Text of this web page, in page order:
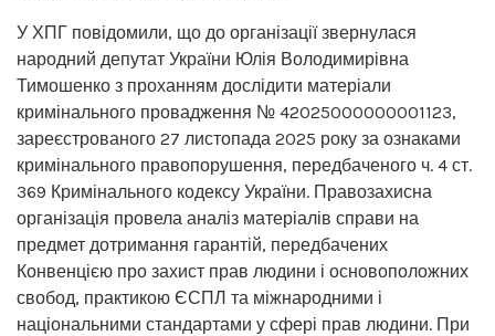
У ХПГ повідомили, що до організації звернулася
народний депутат України Юлія Володимирівна
Тимошенко з проханням дослідити матеріали
кримінального провадження № 42025000000001123,
зареєстрованого 27 листопада 2025 року за ознаками
кримінального правопорушення, передбаченого ч. 4 ст.
369 Кримінального кодексу України. Правозахисна
організація провела аналіз матеріалів справи на
предмет дотримання гарантій, передбачених
Конвенцією про захист прав людини і основоположних
свобод, практикою ЄСПЛ та міжнародними і
національними стандартами у сфері прав людини. При